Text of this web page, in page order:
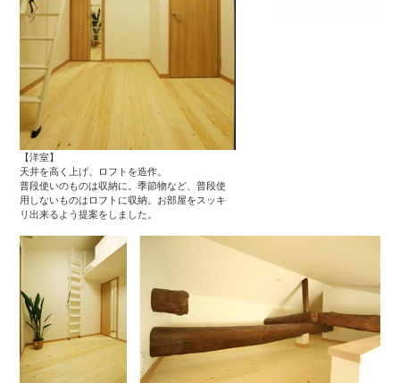
【洋室】
天井を高く上げ、ロフトを造作。
普段使いのものは収納に。季節物など、普段使
用しないものはロフトに収納。お部屋をスッキ
リ出来るよう提案をしました。